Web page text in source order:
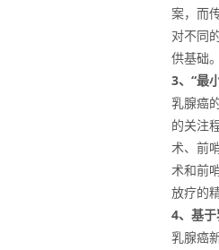
案，而
对不同
供基础。
3、“最
乳腺癌
的关注
术、前
术和前
放疗的
4、基于
乳腺癌